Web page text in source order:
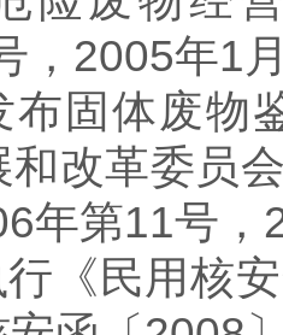
，2005年1
体废物鉴
和改革委员
年第11号
民用核安